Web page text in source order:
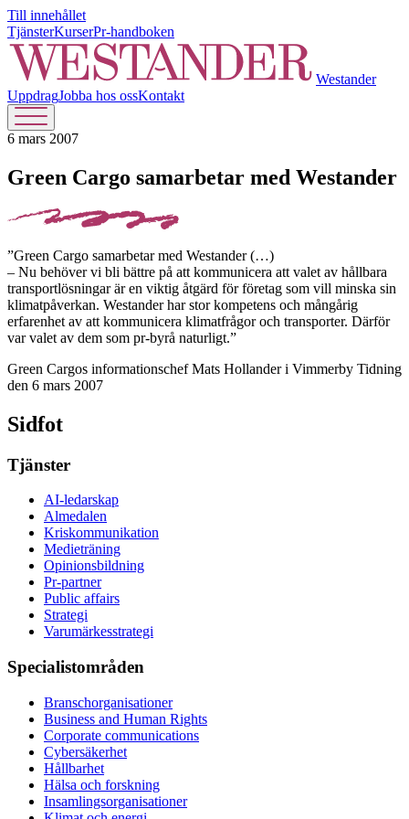
Till innehållet
TjänsterKurserPr-handboken
Westander
UppdragJobba hos ossKontakt
6 mars 2007
Green Cargo samarbetar med Westander
”Green Cargo samarbetar med Westander (…)
– Nu behöver vi bli bättre på att kommunicera att valet av hållbara
transportlösningar är en viktig åtgärd för företag som vill minska sin
klimatpåverkan. Westander har stor kompetens och mångårig
erfarenhet av att kommunicera klimatfrågor och transporter. Därför
var valet av dem som pr-byrå naturligt.”
Green Cargos informationschef Mats Hollander i Vimmerby Tidning
den 6 mars 2007
Sidfot
Tjänster
AI-ledarskap
Almedalen
Kris­kommunikation
Medieträning
Opinionsbildning
Pr-partner
Public affairs
Strategi
Varumärkesstrategi
Specialistområden
Branschorganisationer
Business and Human Rights
Corporate communications
Cybersäkerhet
Hållbarhet
Hälsa och forskning
Insamlingsorganisationer